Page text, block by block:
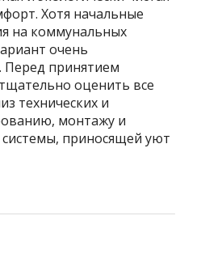
Хотя начальные
на коммунальных
очень
Перед принятием
оценить все
технических и
монтажу и
приносящей уют